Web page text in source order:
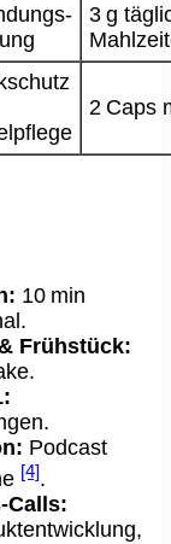
3 g
2 Caps
10 min
Frühstück:
Podcast
[4].